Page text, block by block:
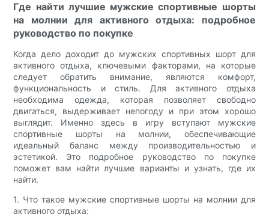
Где найти лучшие мужские спортивные шорты
на молнии для активного отдыха: подробное
руководство по покупке
Когда дело доходит до мужских спортивных шорт для
активного отдыха, ключевыми факторами, на которые
следует обратить внимание, являются комфорт,
функциональность и стиль. Для активного отдыха
необходима одежда, которая позволяет свободно
двигаться, выдерживает непогоду и при этом хорошо
выглядит. Именно здесь в игру вступают мужские
спортивные шорты на молнии, обеспечивающие
идеальный баланс между производительностью и
эстетикой. Это подробное руководство по покупке
поможет вам найти лучшие варианты и узнать, где их
найти.
1. Что такое мужские спортивные шорты на молнии для
активного отдыха: